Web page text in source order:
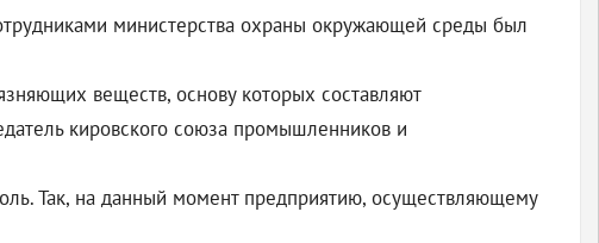
министерства охраны окружающей среды был
веществ, основу которых составляют
кировского союза промышленников и
Так, на данный момент предприятию, осуществляющему